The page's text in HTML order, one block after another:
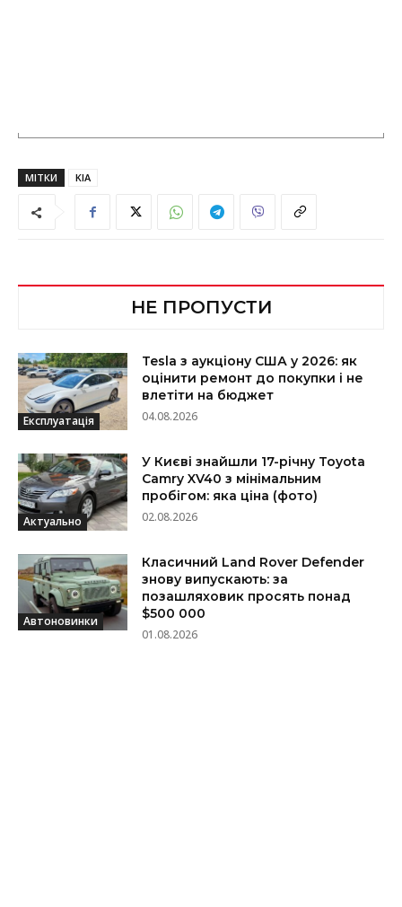
МІТКИ KIA
НЕ ПРОПУСТИ
Експлуатація
Tesla з аукціону США у 2026: як
оцінити ремонт до покупки і не
влетіти на бюджет
04.08.2026
Актуально
У Києві знайшли 17-річну Toyota
Camry XV40 з мінімальним
пробігом: яка ціна (фото)
02.08.2026
Автоновинки
Класичний Land Rover Defender
знову випускають: за
позашляховик просять понад
$500 000
01.08.2026